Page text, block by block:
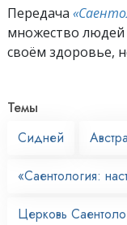
Передача
множество людей
своём здоровье,
Темы
Сидней
«Саентология:
Церковь